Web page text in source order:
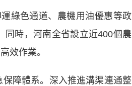
綠色通道、農機用油優惠等政
同時，河南全省設立近400個農
效作業。
障體系。深入推進溝渠連通整